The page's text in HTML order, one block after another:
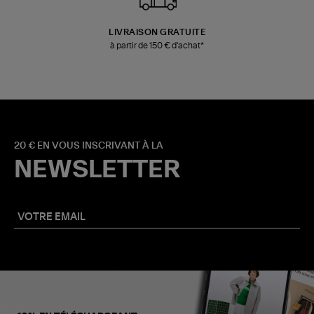
LIVRAISON GRATUITE
à partir de 150 € d'achat*
20 € EN VOUS INSCRIVANT À LA
NEWSLETTER